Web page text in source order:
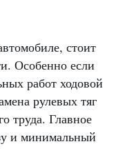
стоит
Особенно если
работ ходовой
рулевых тяг
труда. Главное
и минимальный